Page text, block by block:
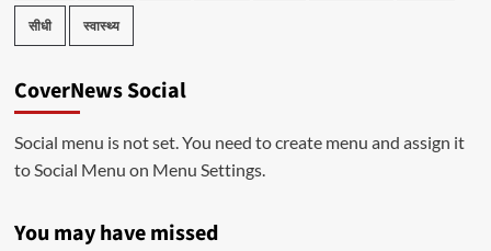
सीधी स्वास्थ्य
CoverNews Social
Social menu is not set. You need to create menu and assign it
to Social Menu on Menu Settings.
You may have missed